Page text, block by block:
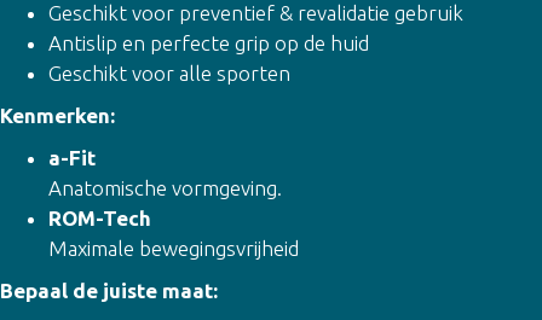
Geschikt voor preventief & revalidatie gebruik
Antislip en perfecte grip op de huid
Geschikt voor alle sporten
Kenmerken:
a-Fit
Anatomische vormgeving.
ROM-Tech
Maximale bewegingsvrijheid
Bepaal de juiste maat: